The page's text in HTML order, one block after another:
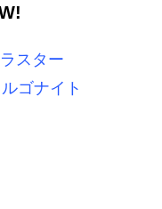
スター
ゴナイト